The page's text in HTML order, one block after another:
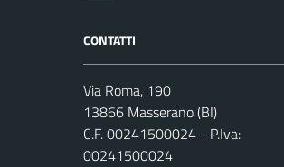
CONTATTI
Via Roma, 190
13866 Masserano (BI)
C.F. 00241500024 - P.Iva:
00241500024